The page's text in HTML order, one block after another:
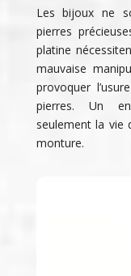
Les bijoux ne
pierres
platine
mauvaise
provoquer
pierres. Un
seulement la vie
monture.